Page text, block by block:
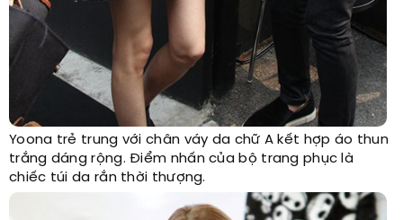
Yoona trẻ trung với chân váy da chữ A kết hợp áo thun
trắng dáng rộng. Điểm nhấn của bộ trang phục là
chiếc túi da rắn thời thượng.